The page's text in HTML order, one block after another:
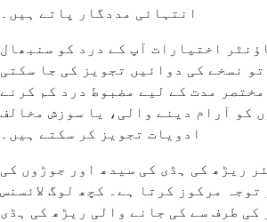
انتہائی مددگار پاتے ہیں۔
اختیارات آپ کے درد کو سنبھال
نسخے کی دوائیں تجویز کی جا سکتی
مدت کے لیے مضبوط درد کم کرنے
کو آرام دینے والی، یا سوزش مخالف
ادویات تجویز کر سکتے ہیں۔
ریڑھ کی ہڈی کی سیدھ اور جوڑوں کی
مرکوز کرتا ہے۔ کچھ لوگ لائسنس
کی طرف سے کی جانے والی ریڑھ کی ہڈی